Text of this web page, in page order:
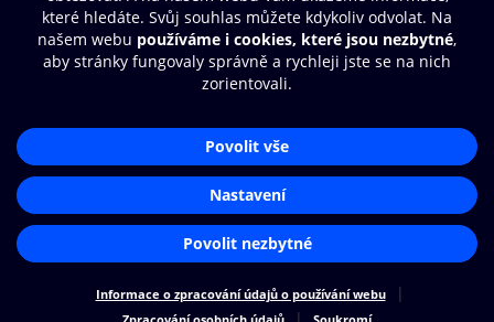
© O2 Czech Republic a.s.
Zásady zpracování osobních údajů
Nastavení cookies
Aplikace O2 Knihovna
Čti a poslouchej své e-knihy a
audioknihy rychleji a pohodlněji.